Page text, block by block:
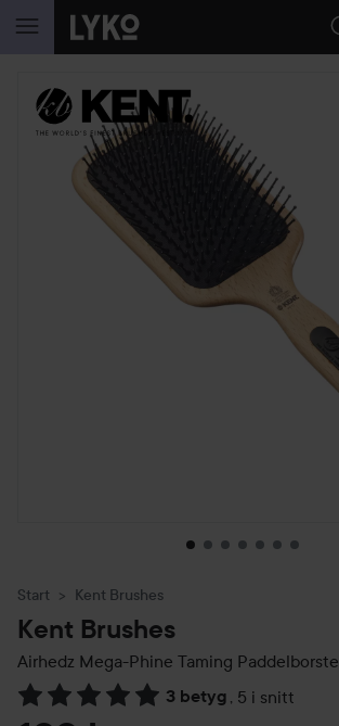
HOPPA TILL INNEHÅLLET
HOPPA ÖVER SEKTIONEN
Start Kent Brushes
Kent Brushes
Airhedz Mega-Phine Taming Paddelborste
3 betyg , 5 i snitt
Hoppa till Betyg & kommentarer